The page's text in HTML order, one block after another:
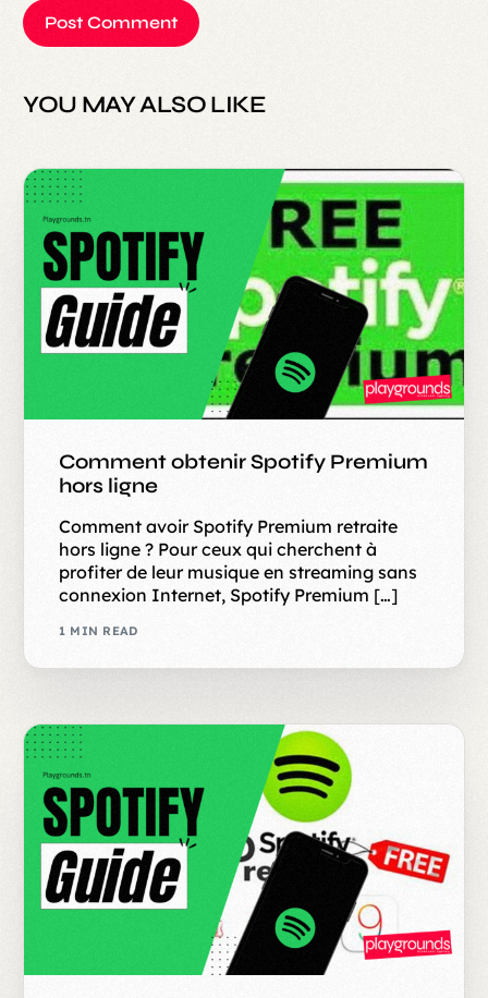
YOU MAY ALSO LIKE
Comment obtenir Spotify Premium
hors ligne
Comment avoir Spotify Premium retraite
hors ligne ? Pour ceux qui cherchent à
profiter de leur musique en streaming sans
connexion Internet, Spotify Premium […]
1 MIN READ